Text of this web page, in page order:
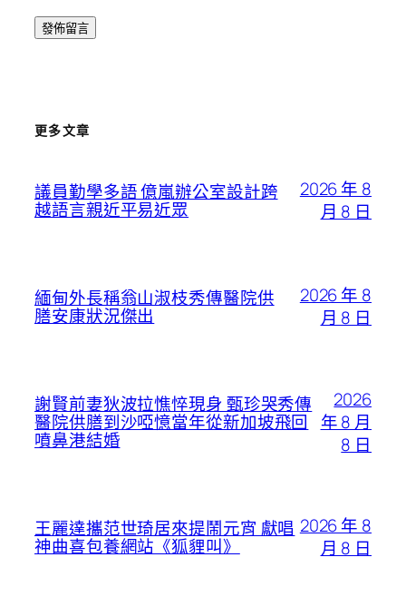
更多文章
議員勤學多語 億嵐辦公室設計跨
越語言親近平易近眾
2026 年 8
月 8 日
緬甸外長稱翁山淑枝秀傳醫院供
膳安康狀況傑出
2026 年 8
月 8 日
謝賢前妻狄波拉憔悴現身 甄珍哭秀傳
醫院供膳到沙啞憶當年從新加坡飛回
噴鼻港結婚
2026
年 8 月
8 日
王麗達攜范世琦居來提鬧元宵 獻唱
神曲喜包養網站《狐貍叫》
2026 年 8
月 8 日